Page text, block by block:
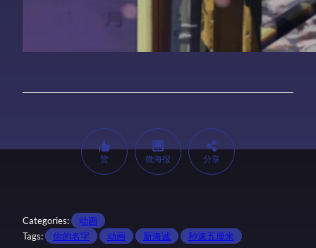
赞 微海报 分享
Categories:
动画
Tags:
你的名字 动画 新海诚 秒速五厘米